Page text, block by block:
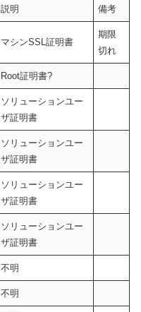
説明 備考
マシンSSL証明書
期限
切れ
Root証明書?
ソリューションユー
ザ証明書
ソリューションユー
ザ証明書
ソリューションユー
ザ証明書
ソリューションユー
ザ証明書
不明
不明